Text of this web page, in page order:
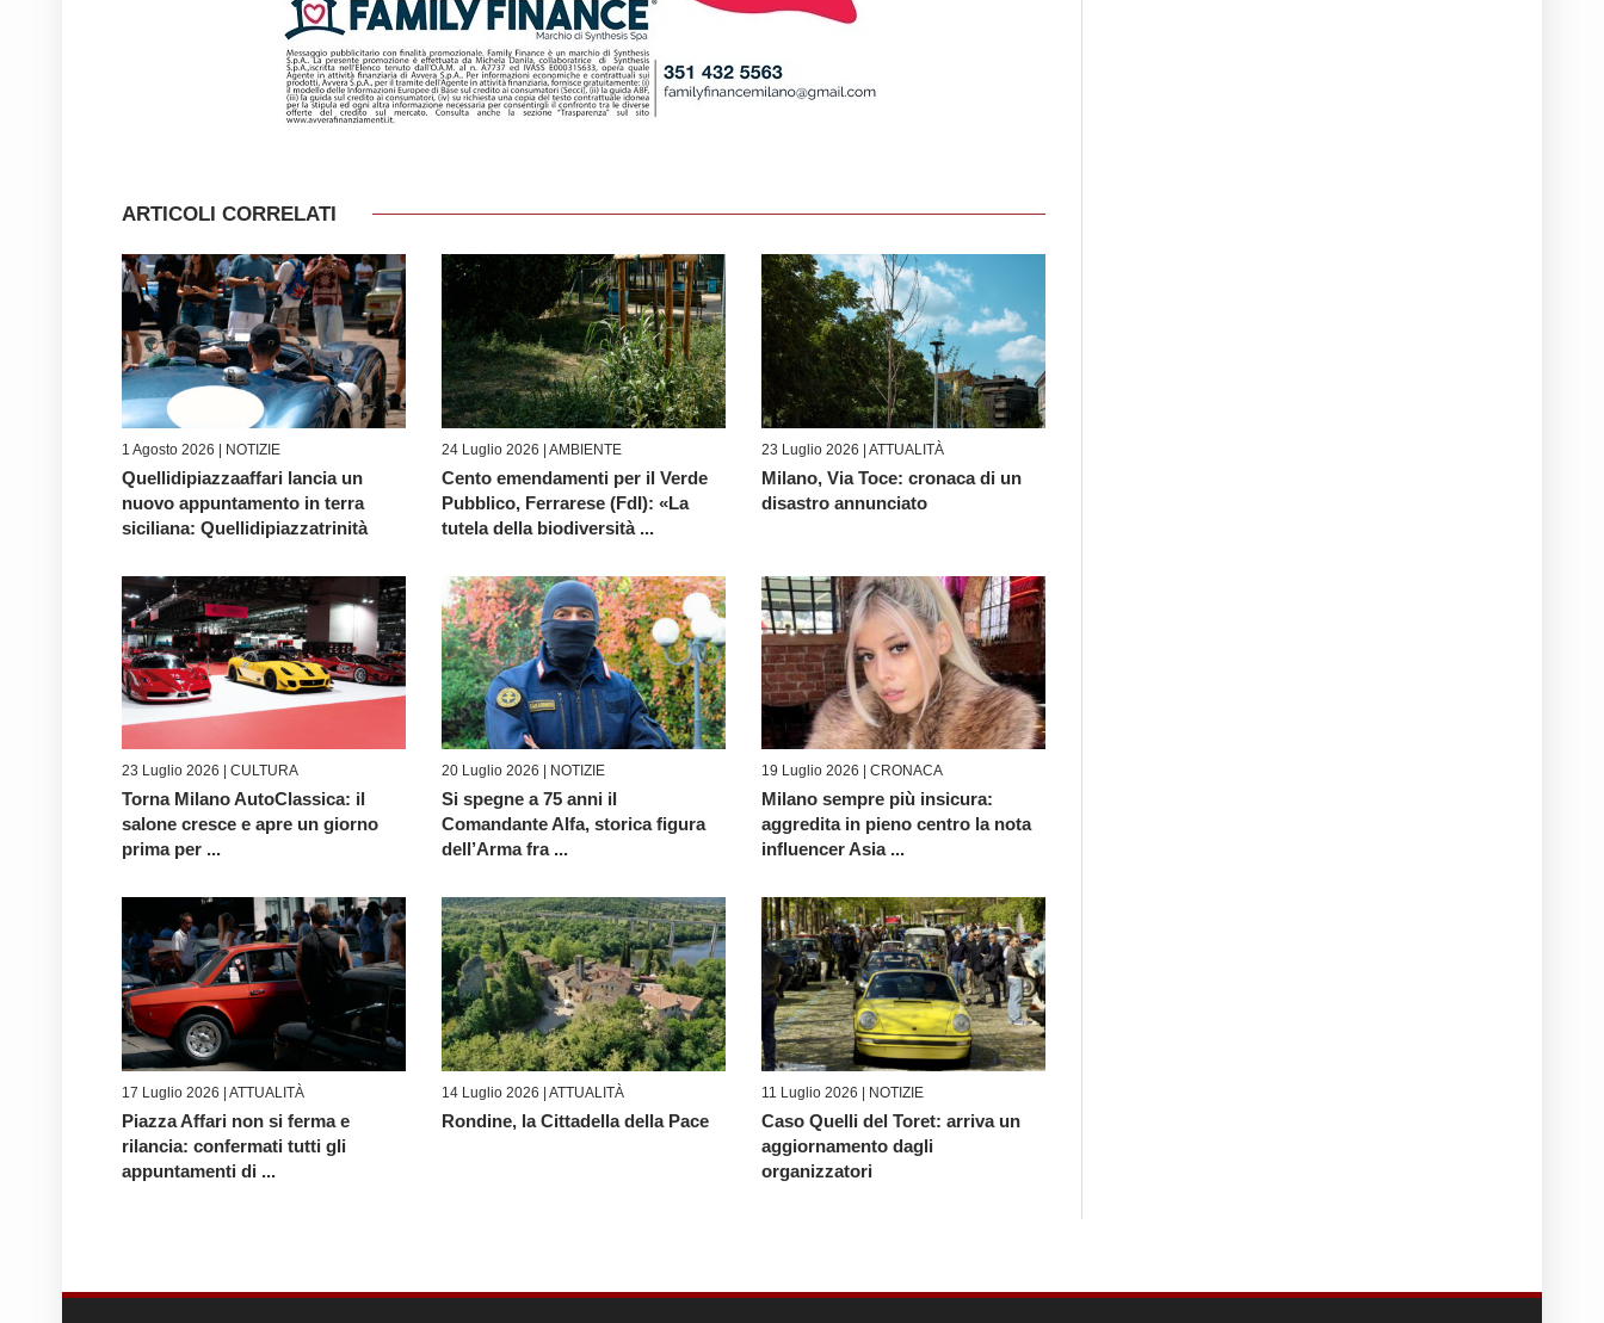
ARTICOLI CORRELATI
1 Agosto 2026 | NOTIZIE
Quellidipiazzaaffari lancia un
nuovo appuntamento in terra
siciliana: Quellidipiazzatrinità
24 Luglio 2026 | AMBIENTE
Cento emendamenti per il Verde
Pubblico, Ferrarese (FdI): «La
tutela della biodiversità ...
23 Luglio 2026 | ATTUALITÀ
Milano, Via Toce: cronaca di un
disastro annunciato
23 Luglio 2026 | CULTURA
Torna Milano AutoClassica: il
salone cresce e apre un giorno
prima per ...
20 Luglio 2026 | NOTIZIE
Si spegne a 75 anni il
Comandante Alfa, storica figura
dell’Arma fra ...
19 Luglio 2026 | CRONACA
Milano sempre più insicura:
aggredita in pieno centro la nota
influencer Asia ...
17 Luglio 2026 | ATTUALITÀ
Piazza Affari non si ferma e
rilancia: confermati tutti gli
appuntamenti di ...
14 Luglio 2026 | ATTUALITÀ
Rondine, la Cittadella della Pace
11 Luglio 2026 | NOTIZIE
Caso Quelli del Toret: arriva un
aggiornamento dagli
organizzatori